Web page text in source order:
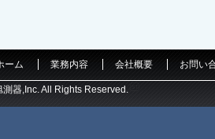
ーム 業務内容 会社概要 お問い
器,Inc. All Rights Reserved.